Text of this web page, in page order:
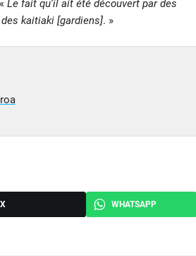
Le fait qu’il ait été découvert par des
kaitiaki [gardiens]. »
X WHATSAPP